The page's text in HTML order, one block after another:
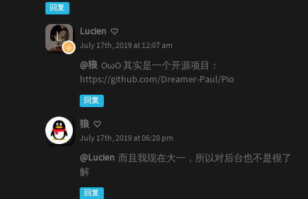
回复
Lucien
July 17th, 2019 at 12:07 am
@狼 OωO 其实是一个开源项目：
https://github.com/Dreamer-Paul/Pio
回复
狼
July 17th, 2019 at 06:20 pm
@Lucien 而且我现在大一，所以对后台也不是很了
解
回复